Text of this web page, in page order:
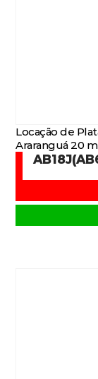
Locação de
Araranguá 20